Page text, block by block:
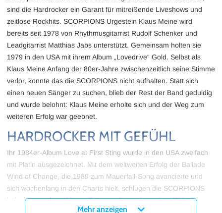
sind die Hardrocker ein Garant für mitreißende Liveshows und
zeitlose Rockhits. SCORPIONS Urgestein Klaus Meine wird
bereits seit 1978 von Rhythmusgitarrist Rudolf Schenker und
Leadgitarrist Matthias Jabs unterstützt. Gemeinsam holten sie
1979 in den USA mit ihrem Album „Lovedrive“ Gold. Selbst als
Klaus Meine Anfang der 80er-Jahre zwischenzeitlich seine Stimme
verlor, konnte das die SCORPIONS nicht aufhalten. Statt sich
einen neuen Sänger zu suchen, blieb der Rest der Band geduldig
und wurde belohnt: Klaus Meine erholte sich und der Weg zum
weiteren Erfolg war geebnet.
HARDROCKER MIT GEFÜHL
Ihr 1984er-Album Love at First Sting wurde in den USA zweifach
mit Platin ausgezeichnet. Mit dem weltweiten Erfolg der Ballade
Wind of Change, die 1989 zum Mauerfall-Song avancierte und
sich wochenlang in den Charts hielt, schlugen die SCORPIONS
jedoch vermehrt ruhigere Töne an. Dass sie auch gefühlvoll
Mehr anzeigen